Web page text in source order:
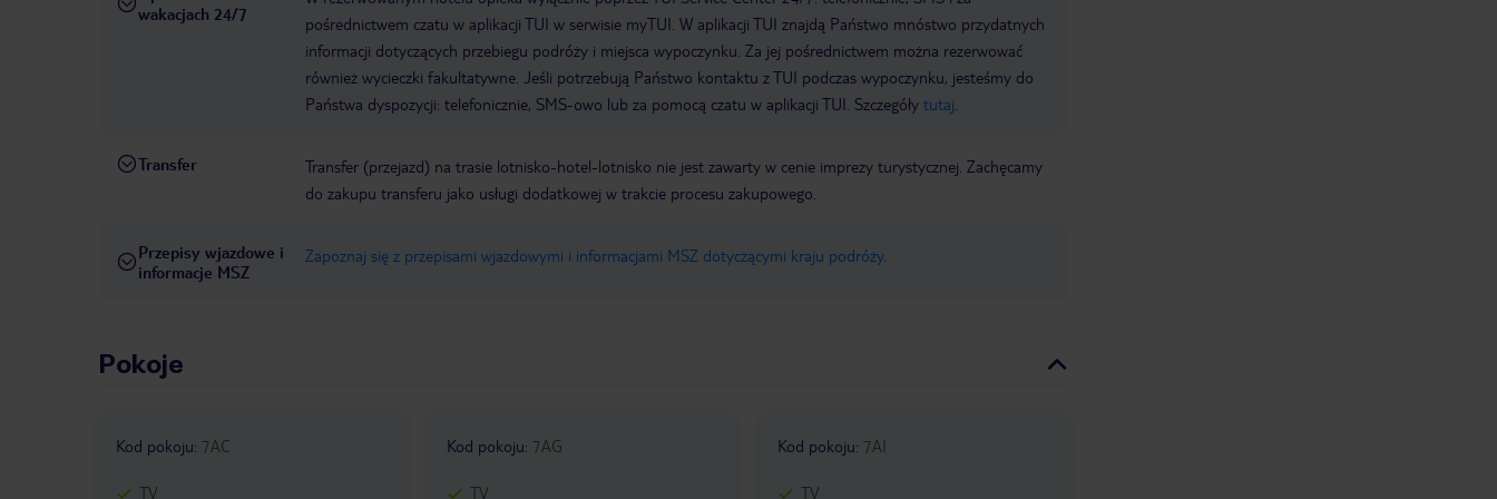
wakacjach 24/7
pośrednictwem czatu w aplikacji TUI w serwisie myTUI. W aplikacji TUI znajdą Państwo mnóstwo przydatnych
informacji dotyczących przebiegu podróży i miejsca wypoczynku. Za jej pośrednictwem można rezerwować
również wycieczki fakultatywne. Jeśli potrzebują Państwo kontaktu z TUI podczas wypoczynku, jesteśmy do
Państwa dyspozycji: telefonicznie, SMS-owo lub za pomocą czatu w aplikacji TUI. Szczegóły tutaj
Transfer
Transfer (przejazd) na trasie lotnisko-hotel-lotnisko nie jest zawarty w cenie imprezy turystycznej. Zachęcamy
do zakupu transferu jako usługi dodatkowej w trakcie procesu zakupowego.
Przepisy wjazdowe i
informacje MSZ
Zapoznaj się z przepisami wjazdowymi i informacjami MSZ dotyczącymi kraju podróży.
Pokoje
Kod pokoju: 7AC
TV
Kod pokoju: 7AG
TV
Kod pokoju: 7AI
TV